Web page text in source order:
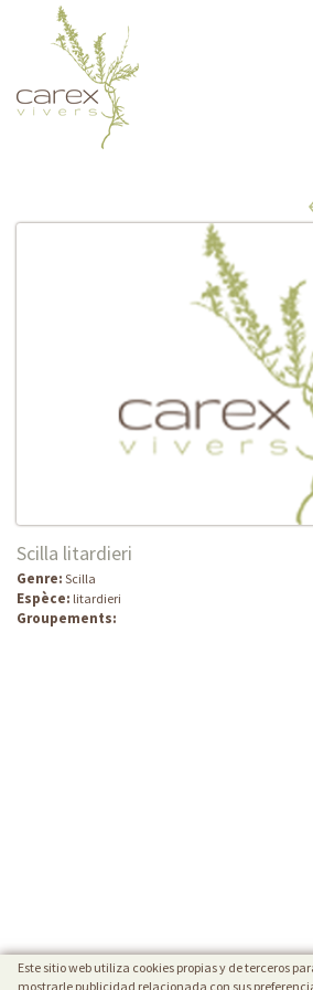
Scilla litardieri
Genre: Scilla
Espèce: litardieri
Groupements:
Este sitio web utiliza cookies propias y de terceros
mostrarle publicidad relacionada con sus